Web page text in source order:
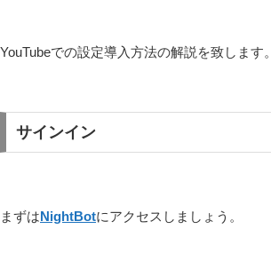
YouTubeでの設定導入方法の解説を致します。
サインイン
まずはNightBotにアクセスしましょう。